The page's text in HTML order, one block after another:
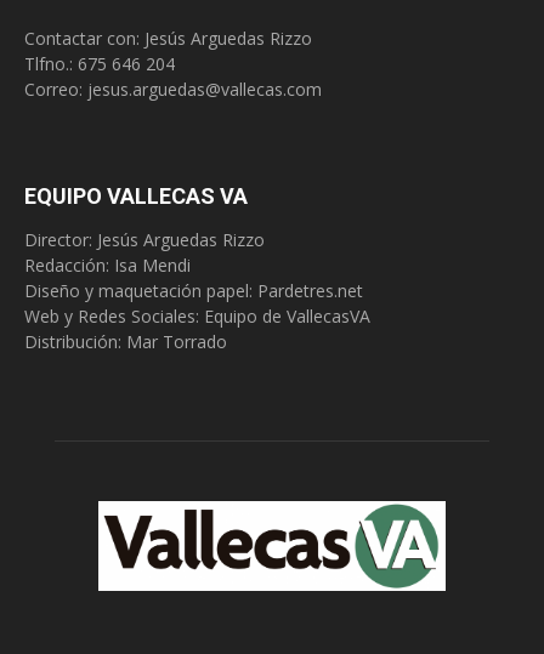
Contactar con: Jesús Arguedas Rizzo
Tlfno.: 675 646 204
Correo: jesus.arguedas@vallecas.com
EQUIPO VALLECAS VA
Director: Jesús Arguedas Rizzo
Redacción: Isa Mendi
Diseño y maquetación papel: Pardetres.net
Web y Redes Sociales: Equipo de VallecasVA
Distribución: Mar Torrado